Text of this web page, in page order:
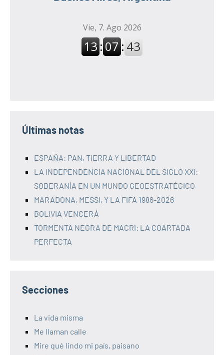
Últimas notas
ESPAÑA: PAN, TIERRA Y LIBERTAD
LA INDEPENDENCIA NACIONAL DEL SIGLO XXI:
SOBERANÍA EN UN MUNDO GEOESTRATÉGICO
MARADONA, MESSI, Y LA FIFA 1986-2026
BOLIVIA VENCERÁ
TORMENTA NEGRA DE MACRI: LA COARTADA
PERFECTA
Secciones
La vida misma
Me llaman calle
Mire qué lindo mi país, paisano